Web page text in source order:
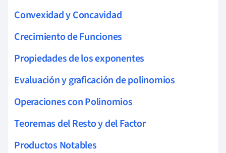
Convexidad y Concavidad
Crecimiento de Funciones
Propiedades de los exponentes
Evaluación y graficación de polinomios
Operaciones con Polinomios
Teoremas del Resto y del Factor
Productos Notables